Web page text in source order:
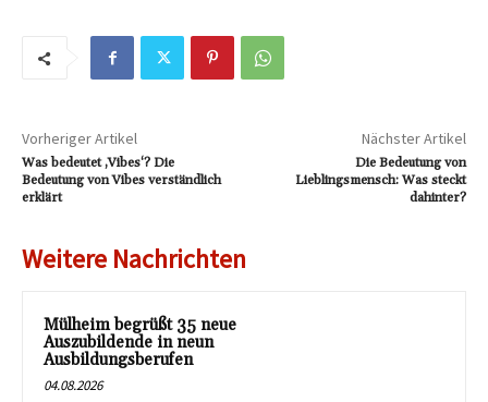
Vorheriger Artikel
Was bedeutet ‚Vibes‘? Die
Bedeutung von Vibes verständlich
erklärt
Nächster Artikel
Die Bedeutung von
Lieblingsmensch: Was steckt
dahinter?
Weitere Nachrichten
Mülheim begrüßt 35 neue
Auszubildende in neun
Ausbildungsberufen
04.08.2026